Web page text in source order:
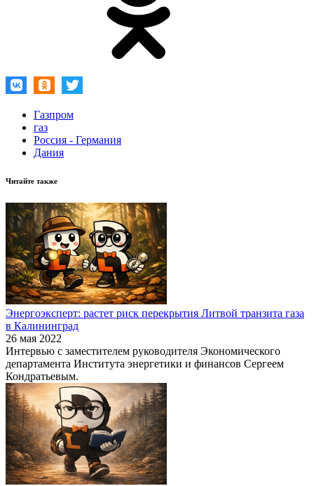
Газпром
газ
Россия - Германия
Дания
Читайте также
Энергоэксперт: растет риск перекрытия Литвой транзита газа
в Калининград
26 мая 2022
Интервью с заместителем руководителя Экономического
департамента Института энергетики и финансов Сергеем
Кондратьевым.